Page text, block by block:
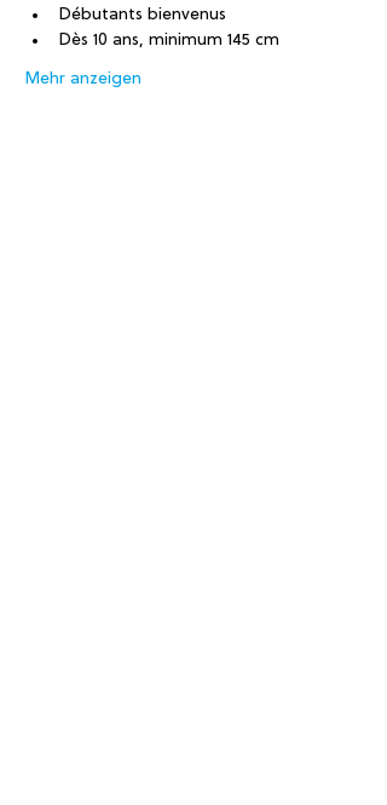
Débutants bienvenus
Dès 10 ans, minimum 145 cm
Mehr anzeigen